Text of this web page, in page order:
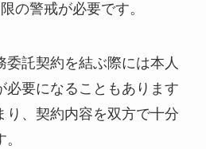
の警戒が必要です。
委託契約を結ぶ際には本人
必要になることもあります
り、契約内容を双方で十分